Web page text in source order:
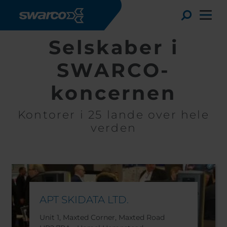
Toggle
Choose your country:
Africa
Austria
Armenia
Selskaber i
SWARCO-
koncernen
Kontorer i 25 lande over hele
verden
APT SKIDATA LTD.
Unit 1, Maxted Corner, Maxted Road